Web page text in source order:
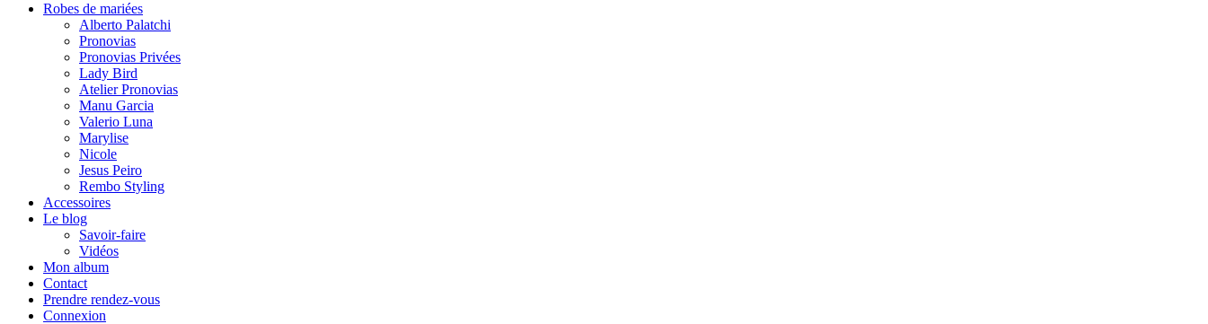
Robes de mariées
Alberto Palatchi
Pronovias
Pronovias Privées
Lady Bird
Atelier Pronovias
Manu Garcia
Valerio Luna
Marylise
Nicole
Jesus Peiro
Rembo Styling
Accessoires
Le blog
Savoir-faire
Vidéos
Mon album
Contact
Prendre rendez-vous
Connexion